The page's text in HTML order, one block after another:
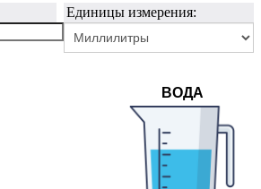
Единицы измерения:
ВОДА